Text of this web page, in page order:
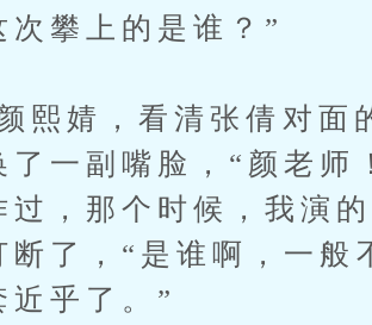
次攀上的是谁？”
婧，看清张倩对面
一副嘴脸，“颜老师
过，那个时候，我演
了，“是谁啊，一般
乎了。”